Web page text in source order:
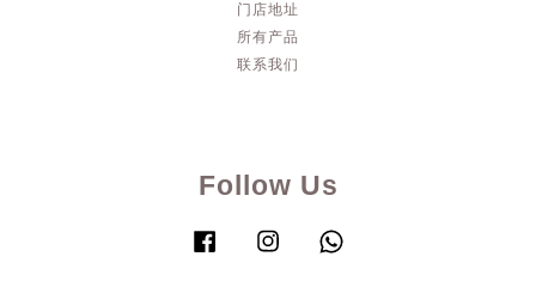
门店地址
所有产品
联系我们
Follow Us
Facebook Instagram